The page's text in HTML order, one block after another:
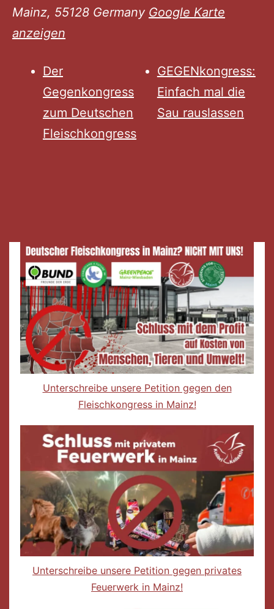
Mainz, 55128 Germany Google Karte
anzeigen
Der
Gegenkongress
zum Deutschen
Fleischkongress
GEGENkongress:
Einfach mal die
Sau rauslassen
Unterschreibe unsere Petition gegen den
Fleischkongress in Mainz!
Unterschreibe unsere Petition gegen privates
Feuerwerk in Mainz!